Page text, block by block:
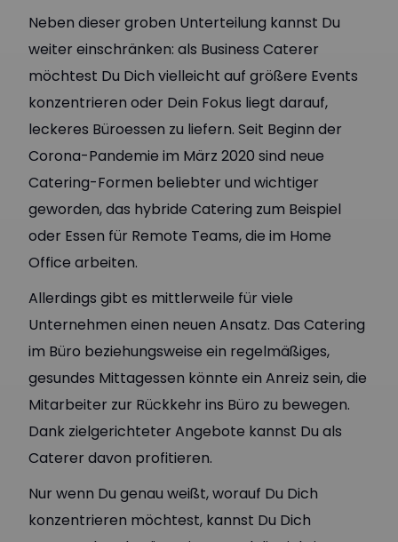
Neben dieser groben Unterteilung kannst Du
weiter einschränken: als Business Caterer
möchtest Du Dich vielleicht auf größere Events
konzentrieren oder Dein Fokus liegt darauf,
leckeres Büroessen zu liefern. Seit Beginn der
Corona-Pandemie im März 2020 sind neue
Catering-Formen beliebter und wichtiger
geworden, das hybride Catering zum Beispiel
oder Essen für Remote Teams, die im Home
Office arbeiten.
Allerdings gibt es mittlerweile für viele
Unternehmen einen neuen Ansatz. Das Catering
im Büro beziehungsweise ein regelmäßiges,
gesundes Mittagessen könnte ein Anreiz sein, die
Mitarbeiter zur Rückkehr ins Büro zu bewegen.
Dank zielgerichteter Angebote kannst Du als
Caterer davon profitieren.
Nur wenn Du genau weißt, worauf Du Dich
konzentrieren möchtest, kannst Du Dich